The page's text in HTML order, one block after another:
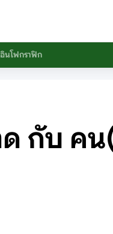
อินโฟกราฟิก
กับ ค